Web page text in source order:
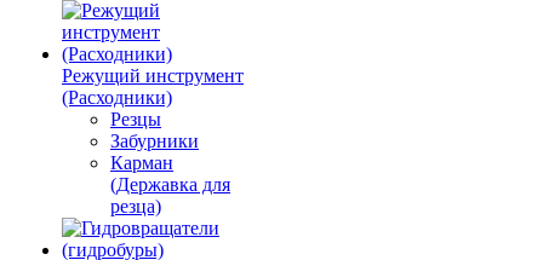
Режущий инструмент
(Расходники)
Резцы
Забурники
Карман
(Державка для
резца)